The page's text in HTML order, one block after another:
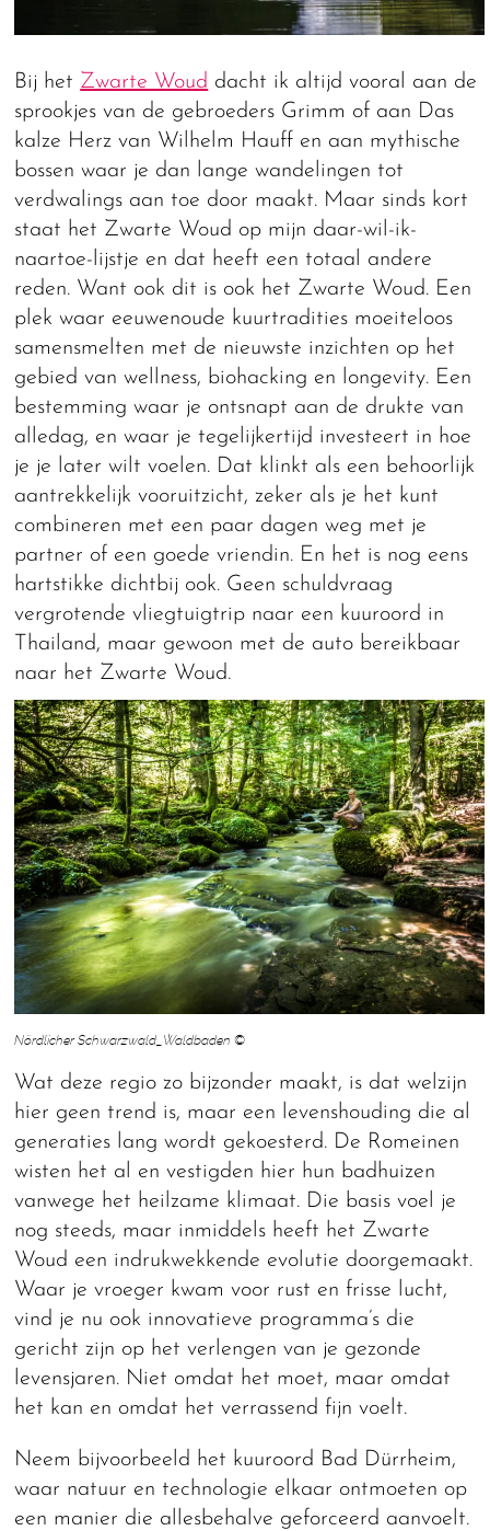
Bij het Zwarte Woud dacht ik altijd vooral aan de
sprookjes van de gebroeders Grimm of aan Das
kalze Herz van Wilhelm Hauff en aan mythische
bossen waar je dan lange wandelingen tot
verdwalings aan toe door maakt. Maar sinds kort
staat het Zwarte Woud op mijn daar-wil-ik-
naartoe-lijstje en dat heeft een totaal andere
reden. Want ook dit is ook het Zwarte Woud. Een
plek waar eeuwenoude kuurtradities moeiteloos
samensmelten met de nieuwste inzichten op het
gebied van wellness, biohacking en longevity. Een
bestemming waar je ontsnapt aan de drukte van
alledag, en waar je tegelijkertijd investeert in hoe
je je later wilt voelen. Dat klinkt als een behoorlijk
aantrekkelijk vooruitzicht, zeker als je het kunt
combineren met een paar dagen weg met je
partner of een goede vriendin. En het is nog eens
hartstikke dichtbij ook. Geen schuldvraag
vergrotende vliegtuigtrip naar een kuuroord in
Thailand, maar gewoon met de auto bereikbaar
naar het Zwarte Woud.
Nördlicher Schwarzwald_Waldbaden ©
Wat deze regio zo bijzonder maakt, is dat welzijn
hier geen trend is, maar een levenshouding die al
generaties lang wordt gekoesterd. De Romeinen
wisten het al en vestigden hier hun badhuizen
vanwege het heilzame klimaat. Die basis voel je
nog steeds, maar inmiddels heeft het Zwarte
Woud een indrukwekkende evolutie doorgemaakt.
Waar je vroeger kwam voor rust en frisse lucht,
vind je nu ook innovatieve programma’s die
gericht zijn op het verlengen van je gezonde
levensjaren. Niet omdat het moet, maar omdat
het kan en omdat het verrassend fijn voelt.
Neem bijvoorbeeld het kuuroord Bad Dürrheim,
waar natuur en technologie elkaar ontmoeten op
een manier die allesbehalve geforceerd aanvoelt.